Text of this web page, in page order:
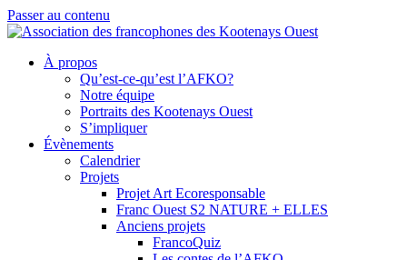
Passer au contenu
À propos
Qu’est-ce-qu’est l’AFKO?
Notre équipe
Portraits des Kootenays Ouest
S’impliquer
Évènements
Calendrier
Projets
Projet Art Ecoresponsable
Franc Ouest S2 NATURE + ELLES
Anciens projets
FrancoQuiz